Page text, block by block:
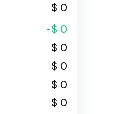
$ 0
-$ 0
$ 0
$ 0
$ 0
$ 0